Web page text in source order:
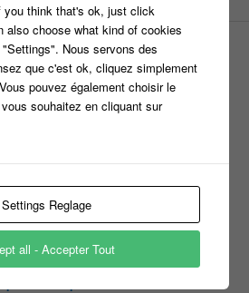
?
de casting ?
?
think that's ok, just click
also choose what kind of cookies
Nous servons des
que c'est ok, cliquez simplement
pouvez également choisir le
souhaitez en cliquant sur
Settings Reglage
all - Accepter Tout